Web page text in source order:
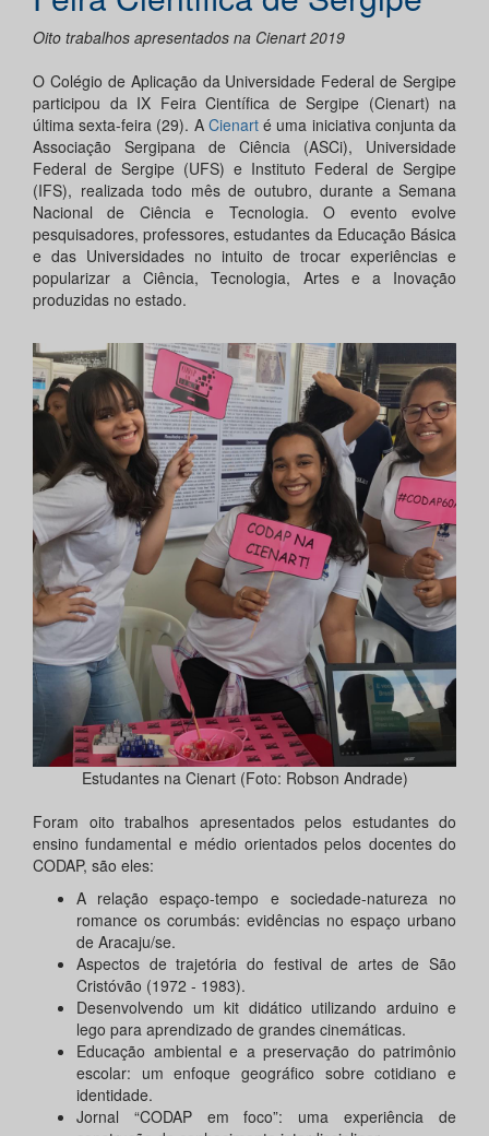
Oito trabalhos apresentados na Cienart 2019
O Colégio de Aplicação da Universidade Federal de Sergipe
participou da IX Feira Científica de Sergipe (Cienart) na
última sexta-feira (29). A Cienarté uma iniciativa conjunta da
Associação Sergipana de Ciência (ASCi), Universidade
Federal de Sergipe (UFS) e Instituto Federal de Sergipe
(IFS), realizada todo mês de outubro, durante a Semana
Nacional de Ciência e Tecnologia. O evento evolve
pesquisadores, professores, estudantes da Educação Básica
e das Universidades no intuito de trocar experiências e
popularizar a Ciência, Tecnologia, Artes e a Inovação
produzidas no estado.
Estudantes na Cienart (Foto: Robson Andrade)
Foram oito trabalhos apresentados pelos estudantes do
ensino fundamental e médio orientados pelos docentes do
CODAP, são eles:
A relação espaço-tempo e sociedade-natureza no
romance os corumbás: evidências no espaço urbano
de Aracaju/se.
Aspectos de trajetória do festival de artes de São
Cristóvão (1972 - 1983).
Desenvolvendo um kit didático utilizando arduino e
lego para aprendizado de grandes cinemáticas.
Educação ambiental e a preservação do patrimônio
escolar: um enfoque geográfico sobre cotidiano e
identidade.
Jornal “CODAP em foco”: uma experiência de